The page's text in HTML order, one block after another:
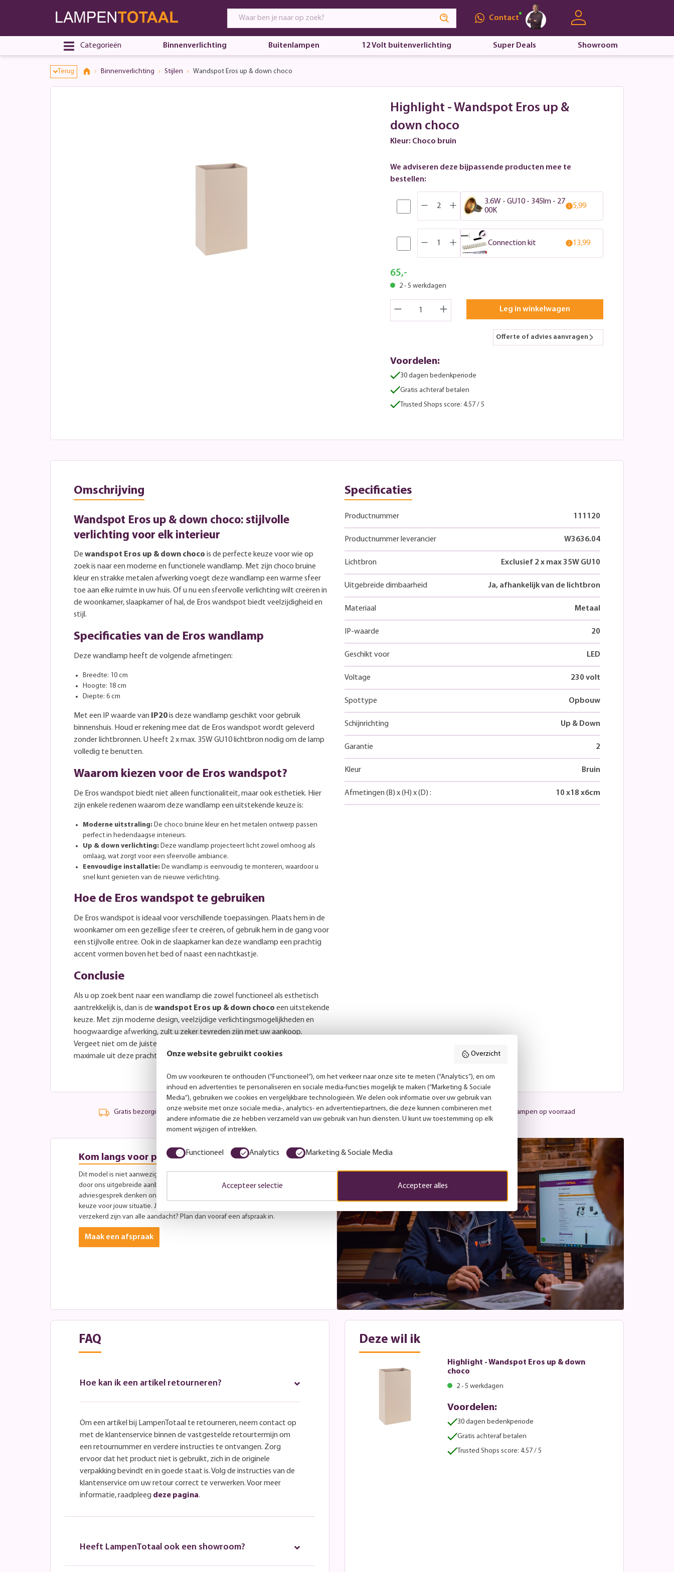
Contact
Categorieën Binnenverlichting Buitenlampen 12 Volt buitenverlichting Super Deals Showroom
Terug Binnenverlichting Stijlen Wandspot Eros up & down choco
Highlight - Wandspot Eros up &
down choco
Kleur: Choco bruin
We adviseren deze bijpassende producten mee te
bestellen:
3.6W - GU10 - 345lm - 27
00K
5,99
Connection kit 13,99
65,-
2 - 5 werkdagen
Leg in winkelwagen
Offerte of advies aanvragen
Voordelen:
30 dagen bedenkperiode
Gratis achteraf betalen
Trusted Shops score: 4.57 / 5
Omschrijving
Wandspot Eros up & down choco: stijlvolle
verlichting voor elk interieur
De wandspot Eros up & down choco is de perfecte keuze voor wie op
zoek is naar een moderne en functionele wandlamp. Met zijn choco bruine
kleur en strakke metalen afwerking voegt deze wandlamp een warme sfeer
toe aan elke ruimte in uw huis. Of u nu een sfeervolle verlichting wilt creëren in
de woonkamer, slaapkamer of hal, de Eros wandspot biedt veelzijdigheid en
stijl.
Specificaties van de Eros wandlamp
Deze wandlamp heeft de volgende afmetingen:
Breedte: 10 cm
Hoogte: 18 cm
Diepte: 6 cm
Met een IP waarde van IP20is deze wandlamp geschikt voor gebruik
binnenshuis. Houd er rekening mee dat de Eros wandspot wordt geleverd
zonder lichtbronnen. U heeft 2 x max. 35W GU10 lichtbron nodig om de lamp
volledig te benutten.
Waarom kiezen voor de Eros wandspot?
De Eros wandspot biedt niet alleen functionaliteit, maar ook esthetiek. Hier
zijn enkele redenen waarom deze wandlamp een uitstekende keuze is:
Moderne uitstraling: De choco bruine kleur en het metalen ontwerp passen
perfect in hedendaagse interieurs.
Up & down verlichting: Deze wandlamp projecteert licht zowel omhoog als
omlaag, wat zorgt voor een sfeervolle ambiance.
Eenvoudige installatie: De wandlamp is eenvoudig te monteren, waardoor u
snel kunt genieten van de nieuwe verlichting.
Hoe de Eros wandspot te gebruiken
De Eros wandspot is ideaal voor verschillende toepassingen. Plaats hem in de
woonkamer om een gezellige sfeer te creëren, of gebruik hem in de gang voor
een stijlvolle entree. Ook in de slaapkamer kan deze wandlamp een prachtig
accent vormen boven het bed of naast een nachtkastje.
Conclusie
Als u op zoek bent naar een wandlamp die zowel functioneel als esthetisch
aantrekkelijk is, dan is de wandspot Eros up & down choco een uitstekende
keuze. Met zijn moderne design, veelzijdige verlichtingsmogelijkheden en
hoogwaardige afwerking, zult u zeker tevreden zijn met uw aankoop.
Vergeet niet om de juiste GU10 lichtbronnen aan te schaffen om het
maximale uit deze prachtige wandlamp te halen!
Specificaties
Productnummer 111120
Productnummer leverancier W3636.04
Lichtbron Exclusief 2 x max 35W GU10
Uitgebreide dimbaarheid Ja, afhankelijk van de lichtbron
Materiaal Metaal
IP-waarde 20
Geschikt voor LED
Voltage 230 volt
Spottype Opbouw
Schijnrichting Up & Down
Garantie 2
Kleur Bruin
Afmetingen (B) x(H) x(D) : 10 x18 x6cm
Gratis bezorging vanaf 99,- Persoonlijk advies Meer dan 25.000 lampen op voorraad
Kom langs voor persoonlijk advies
Dit model is niet aanwezig in onze showroom, maar laat je gerust inspireren
door ons uitgebreide aanbod aan andere modellen. Tijdens een vrijblijvend
adviesgesprek denken onze specialisten graag met je mee over de beste
keuze voor jouw situatie. Je bent altijd welkom tijdens openingstijden. Wil je
verzekerd zijn van alle aandacht? Plan dan vooraf een afspraak in.
Maak een afspraak
FAQ
Hoe kan ik een artikel retourneren?
Om een artikel bij LampenTotaal te retourneren, neem contact op
met de klantenservice binnen de vastgestelde retourtermijn om
een retournummer en verdere instructies te ontvangen. Zorg
ervoor dat het product niet is gebruikt, zich in de originele
verpakking bevindt en in goede staat is. Volg de instructies van de
klantenservice om uw retour correct te verwerken. Voor meer
informatie, raadpleeg deze pagina.
Heeft LampenTotaal ook een showroom?
Deze wil ik
Highlight - Wandspot Eros up & down
choco
2 - 5 werkdagen
Voordelen:
30 dagen bedenkperiode
Gratis achteraf betalen
Trusted Shops score: 4.57 / 5
Onze website gebruikt cookies Overzicht
Om uw voorkeuren te onthouden (“Functioneel”), om het verkeer naar onze site te meten (“Analytics”), en om
inhoud en advertenties te personaliseren en sociale media-functies mogelijk te maken (“Marketing & Sociale
Media”), gebruiken we cookies en vergelijkbare technologieën. We delen ook informatie over uw gebruik van
onze website met onze sociale media-, analytics- en advertentiepartners, die deze kunnen combineren met
andere informatie die ze hebben verzameld van uw gebruik van hun diensten. U kunt uw toestemming op elk
moment wijzigen of intrekken.
Functioneel Analytics Marketing & Sociale Media
Accepteer selectie Accepteer alles